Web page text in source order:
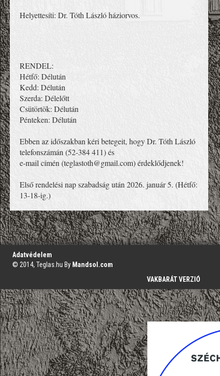
Helyettesíti: Dr. Tóth László háziorvos.
RENDEL:
Hétfő: Délután
Kedd: Délután
Szerda: Délelőtt
Csütörtök: Délután
Pénteken: Délután
Ebben az időszakban kéri betegeit, hogy Dr. Tóth László
telefonszámán (52-384 411) és
e-mail címén (teglastoth@gmail.com) érdeklődjenek!
Első rendelési nap szabadság után 2026. január 5. (Hétfő:
13-18-ig.)
';
Adatvédelem
© 2014, Teglas.hu By Mandsol.com
VAKBARÁT VERZIÓ